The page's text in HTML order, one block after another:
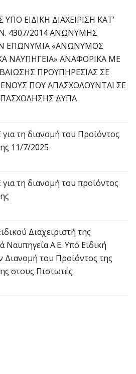
ΕΙΔΙΚΗ ΔΙΑΧΕΙΡΙΣΗ ΚΑΤ’
4307/2014 ΑΝΩΝΥΜΗΣ
ΕΠΩΝΥΜΙΑ «ΑΝΩΝΥΜΟΣ
ΝΑΥΠΗΓΕΙΑ» ΑΝΑΦΟΡΙΚΑ ΜΕ
ΠΡΟΥΠΗΡΕΣΙΑΣ ΣΕ
ΠΟΥ ΑΠΑΣΧΟΛΟΥΝΤΑΙ ΣΕ
ΔΥΠΑ
τη διανομή του Προϊόντος
11/7/2025
τη διανομή του προϊόντος
Διαχειριστή της
Ναυπηγεία Α.Ε. Υπό Ειδική
Διανομή του Προϊόντος της
στους Πιστωτές